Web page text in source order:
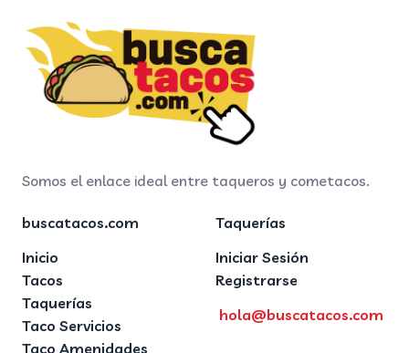
Somos el enlace ideal entre taqueros y cometacos.
buscatacos.com
Inicio
Tacos
Taquerías
Taco Servicios
Taco Amenidades
Taquerías
Iniciar Sesión
Registrarse
hola@buscatacos.com